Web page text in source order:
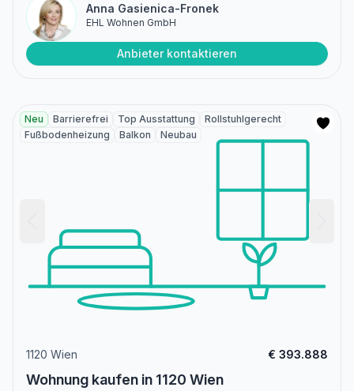
Anna Gasienica-Fronek
EHL Wohnen GmbH
Anbieter kontaktieren
Neu Barrierefrei Top Ausstattung
Rollstuhlgerecht
Fußbodenheizung
Balkon Neubau
1120 Wien € 393.888
Wohnung kaufen in 1120 Wien